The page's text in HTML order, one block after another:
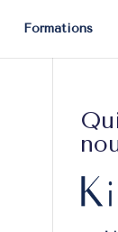
Formations